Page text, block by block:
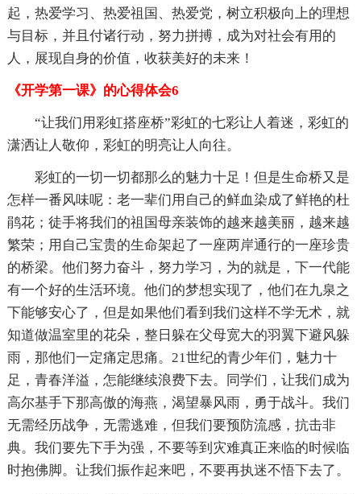
起，热爱学习、热爱祖国、热爱党，树立积极向上的理想
与目标，并且付诸行动，努力拼搏，成为对社会有用的
人，展现自身的价值，收获美好的未来！
《开学第一课》的心得体会6
“让我们用彩虹搭座桥”彩虹的七彩让人着迷，彩虹的
潇洒让人敬仰，彩虹的明亮让人向往。
彩虹的一切一切都那么的魅力十足！但是生命桥又是
怎样一番风味呢：老一辈们用自己的鲜血染成了鲜艳的杜
鹃花；徒手将我们的祖国母亲装饰的越来越美丽，越来越
繁荣；用自己宝贵的生命架起了一座两岸通行的一座珍贵
的桥梁。他们努力奋斗，努力学习，为的就是，下一代能
有一个好的生活环境。他们的梦想实现了，他们在九泉之
下能够安心了，但是如果他们看到我们这样不学无术，就
知道做温室里的花朵，整日躲在父母宽大的羽翼下避风躲
雨，那他们一定痛定思痛。21世纪的青少年们，魅力十
足，青春洋溢，怎能继续浪费下去。同学们，让我们成为
高尔基手下那高傲的海燕，渴望暴风雨，勇于战斗。我们
无需经历战争，无需逃难，但我们要预防流感，抗击非
典。我们要先下手为强，不要等到灾难真正来临的时候临
时抱佛脚。让我们振作起来吧，不要再执迷不悟下去了。